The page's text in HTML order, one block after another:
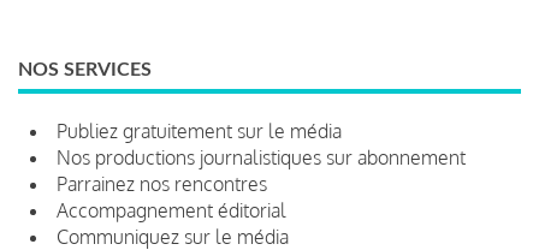
NOS SERVICES
Publiez gratuitement sur le média
Nos productions journalistiques sur abonnement
Parrainez nos rencontres
Accompagnement éditorial
Communiquez sur le média